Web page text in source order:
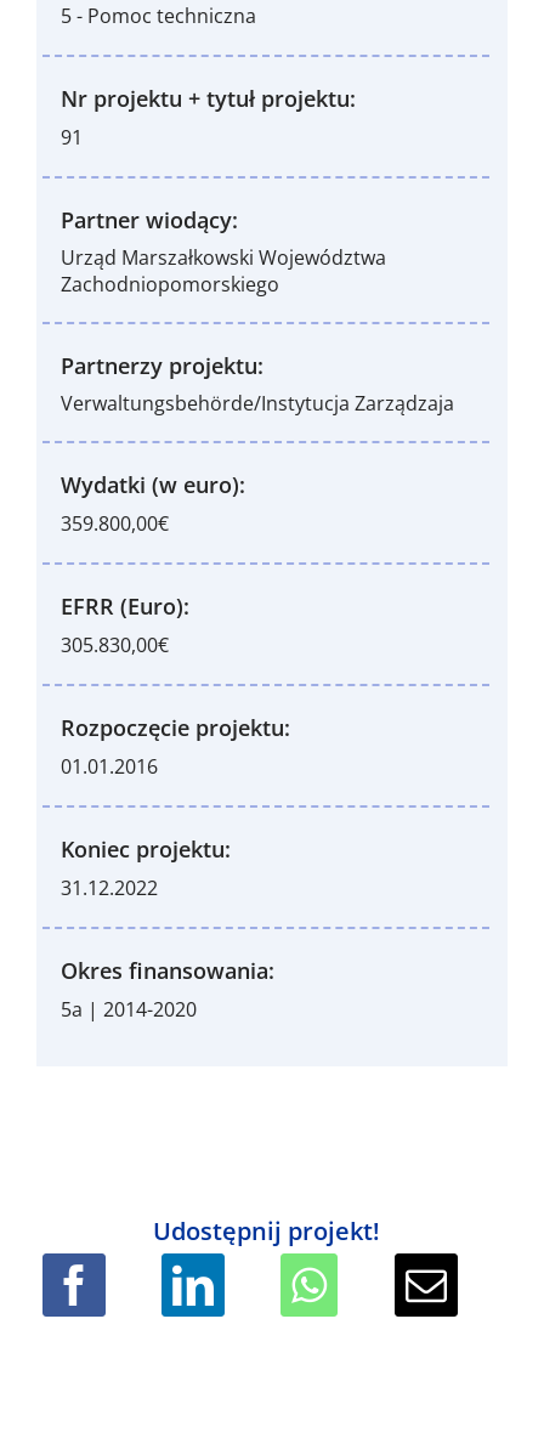
5 - Pomoc techniczna
Nr projektu + tytuł projektu:
91
Partner wiodący:
Urząd Marszałkowski Województwa
Zachodniopomorskiego
Partnerzy projektu:
Verwaltungsbehörde/Instytucja Zarządzaja
Wydatki (w euro):
359.800,00€
EFRR (Euro):
305.830,00€
Rozpoczęcie projektu:
01.01.2016
Koniec projektu:
31.12.2022
Okres finansowania:
5a | 2014-2020
Udostępnij projekt!